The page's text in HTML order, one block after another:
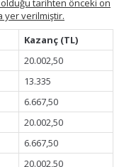
olduğu tarihten önceki on
yer verilmiştir.
Kazanç (TL)
20.002,50
13.335
6.667,50
20.002,50
6.667,50
20.002,50